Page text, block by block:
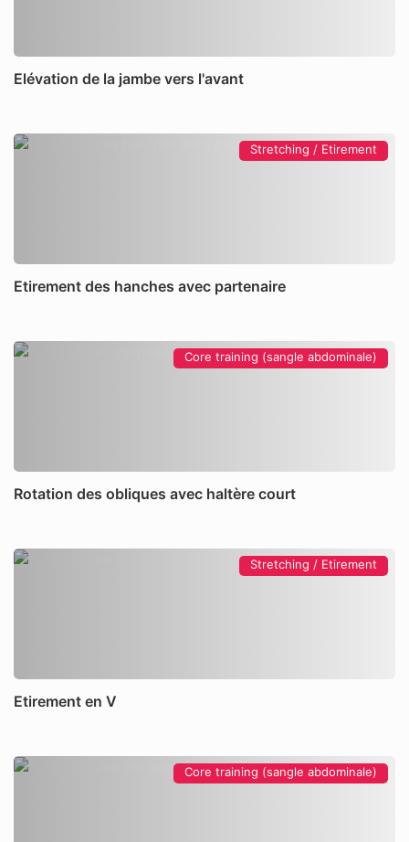
Elévation de la jambe vers l'avant
Stretching / Etirement
Etirement des hanches avec partenaire
Core training (sangle abdominale)
Rotation des obliques avec haltère court
Stretching / Etirement
Etirement en V
Core training (sangle abdominale)